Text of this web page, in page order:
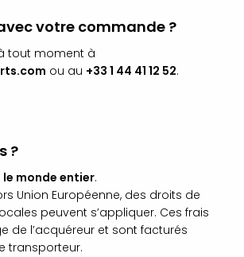
votre commande ?
tout moment à
ou au +33 1 44 41 12 52.
?
le monde entier.
Union Européenne, des droits de
peuvent s’appliquer. Ces frais
de l’acquéreur et sont facturés
transporteur.